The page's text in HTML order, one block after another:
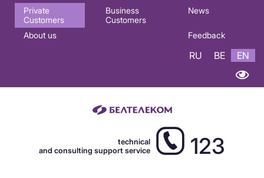
Основная
навигация
Private
Customers
Business
Customers
News
About us Feedback
RU BE EN
technical
and consulting support service
123